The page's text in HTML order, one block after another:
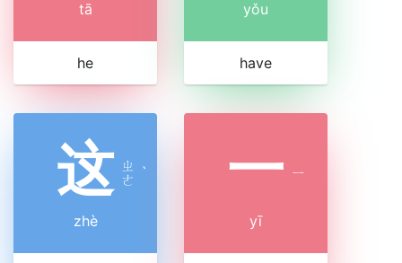
tā
he
yǒu
have
这 ㄓ
ㄜ ˋ
zhè
一 ㄧ
yī